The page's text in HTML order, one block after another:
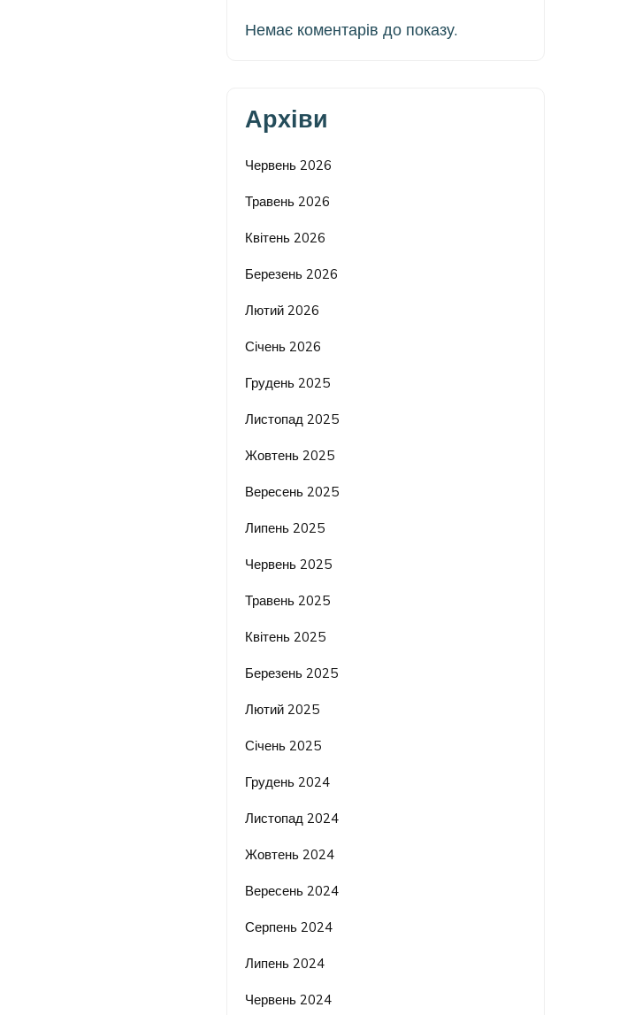
Немає коментарів до показу.
Архіви
Червень 2026
Травень 2026
Квітень 2026
Березень 2026
Лютий 2026
Січень 2026
Грудень 2025
Листопад 2025
Жовтень 2025
Вересень 2025
Липень 2025
Червень 2025
Травень 2025
Квітень 2025
Березень 2025
Лютий 2025
Січень 2025
Грудень 2024
Листопад 2024
Жовтень 2024
Вересень 2024
Серпень 2024
Липень 2024
Червень 2024